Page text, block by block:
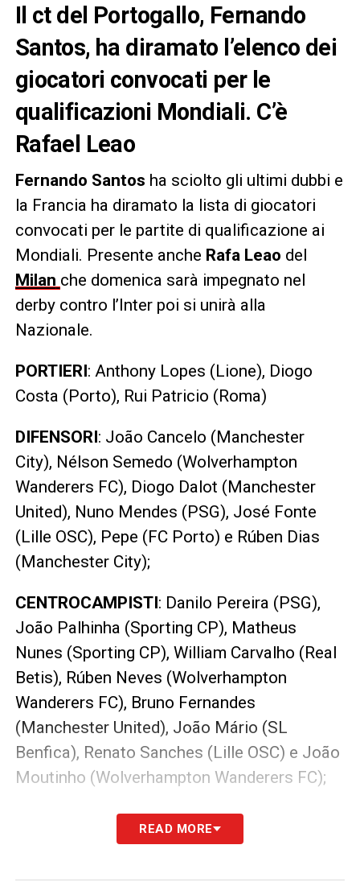
Il ct del Portogallo, Fernando
Santos, ha diramato l’elenco dei
giocatori convocati per le
qualificazioni Mondiali. C’è
Rafael Leao
Fernando Santos ha sciolto gli ultimi dubbi e
la Francia ha diramato la lista di giocatori
convocati per le partite di qualificazione ai
Mondiali. Presente anche Rafa Leao del
Milan che domenica sarà impegnato nel
derby contro l’Inter poi si unirà alla
Nazionale.
PORTIERI: Anthony Lopes (Lione), Diogo
Costa (Porto), Rui Patricio (Roma)
DIFENSORI: João Cancelo (Manchester
City), Nélson Semedo (Wolverhampton
Wanderers FC), Diogo Dalot (Manchester
United), Nuno Mendes (PSG), José Fonte
(Lille OSC), Pepe (FC Porto) e Rúben Dias
(Manchester City);
CENTROCAMPISTI: Danilo Pereira (PSG),
João Palhinha (Sporting CP), Matheus
Nunes (Sporting CP), William Carvalho (Real
Betis), Rúben Neves (Wolverhampton
Wanderers FC), Bruno Fernandes
(Manchester United), João Mário (SL
Benfica), Renato Sanches (Lille OSC) e João
Moutinho (Wolverhampton Wanderers FC);
ATTACCANTI: Bernardo Silva (Manchester
City), Rafa Silva (SL Benfica), João Félix
READ MORE